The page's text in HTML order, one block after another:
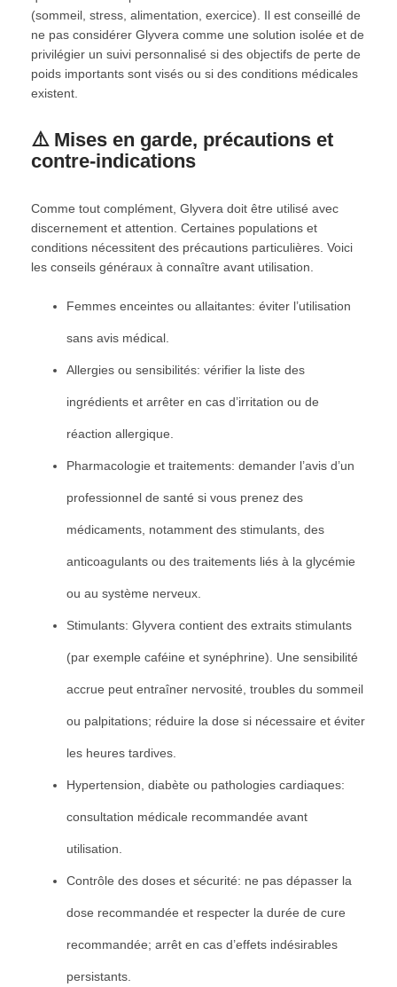
(sommeil, stress, alimentation, exercice). Il est conseillé de
ne pas considérer Glyvera comme une solution isolée et de
privilégier un suivi personnalisé si des objectifs de perte de
poids importants sont visés ou si des conditions médicales
existent.
⚠️ Mises en garde, précautions et
contre-indications
Comme tout complément, Glyvera doit être utilisé avec
discernement et attention. Certaines populations et
conditions nécessitent des précautions particulières. Voici
les conseils généraux à connaître avant utilisation.
Femmes enceintes ou allaitantes: éviter l’utilisation
sans avis médical.
Allergies ou sensibilités: vérifier la liste des
ingrédients et arrêter en cas d’irritation ou de
réaction allergique.
Pharmacologie et traitements: demander l’avis d’un
professionnel de santé si vous prenez des
médicaments, notamment des stimulants, des
anticoagulants ou des traitements liés à la glycémie
ou au système nerveux.
Stimulants: Glyvera contient des extraits stimulants
(par exemple caféine et synéphrine). Une sensibilité
accrue peut entraîner nervosité, troubles du sommeil
ou palpitations; réduire la dose si nécessaire et éviter
les heures tardives.
Hypertension, diabète ou pathologies cardiaques:
consultation médicale recommandée avant
utilisation.
Contrôle des doses et sécurité: ne pas dépasser la
dose recommandée et respecter la durée de cure
recommandée; arrêt en cas d’effets indésirables
persistants.